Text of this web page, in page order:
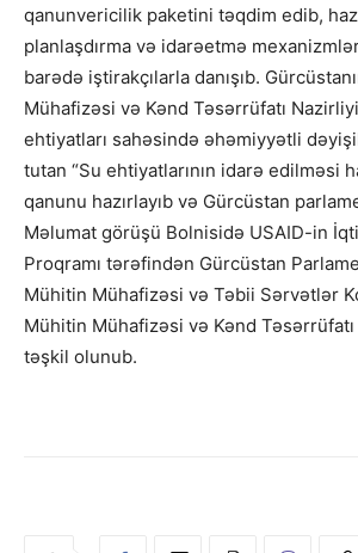
qanunvericilik paketini təqdim edib,
planlaşdırma və idarəetmə
barədə iştirakçılarla danışıb.
Mühafizəsi və Kənd Təsərrüfatı
ehtiyatları sahəsində əhəmiyyətli
tutan “Su ehtiyatlarının idarə edilməsi
qanunu hazırlayıb və Gürcüstan
Məlumat görüşü Bolnisidə USAID-in
Proqramı tərəfindən Gürcüstan
Mühitin Mühafizəsi və Təbii Sərvətlər
Mühitin Mühafizəsi və Kənd
təşkil olunub.